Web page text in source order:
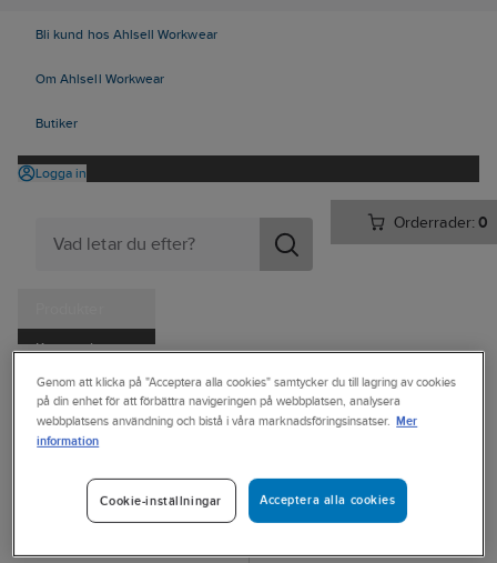
Bli kund hos Ahlsell Workwear
Om Ahlsell Workwear
Butiker
Logga in
Orderrader:0
Kampanjer
Tjänster
Kataloger
Ahlsell Produkter Personligt skydd Skor
Sulor och tillbehör
Inläggssulor
Inläggssula
Lammull
Genom att klicka på "Acceptera alla cookies" samtycker du till lagring av cookies
på din enhet för att förbättra navigeringen på webbplatsen, analysera
webbplatsens användning och bistå i våra marknadsföringsinsatser. Mer
information
Acceptera alla cookies
Cookie-inställningar